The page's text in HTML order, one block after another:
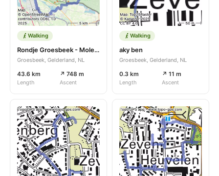
Walking
Rondje Groesbeek - Molenhoek
Groesbeek, Gelderland, NL
43.6 km
Length
↗ 748 m
Ascent
Walking
aky ben
Groesbeek, Gelderland, NL
0.3 km
Length
↗ 11 m
Ascent